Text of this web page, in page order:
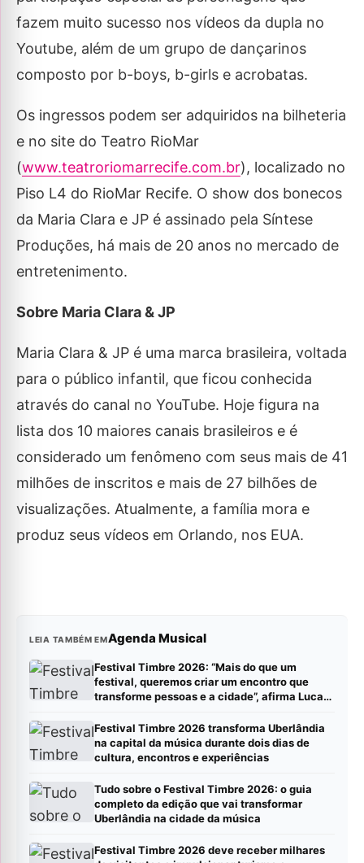
fazem muito sucesso nos vídeos da dupla no
Youtube, além de um grupo de dançarinos
composto por b-boys, b-girls e acrobatas.
Os ingressos podem ser adquiridos na bilheteria
e no site do Teatro RioMar
(www.teatroriomarrecife.com.br), localizado no
Piso L4 do RioMar Recife. O show dos bonecos
da Maria Clara e JP é assinado pela Síntese
Produções, há mais de 20 anos no mercado de
entretenimento.
Sobre Maria Clara & JP
Maria Clara & JP é uma marca brasileira, voltada
para o público infantil, que ficou conhecida
através do canal no YouTube. Hoje figura na
lista dos 10 maiores canais brasileiros e é
considerado um fenômeno com seus mais de 41
milhões de inscritos e mais de 27 bilhões de
visualizações. Atualmente, a família mora e
produz seus vídeos em Orlando, nos EUA.
LEIA TAMBÉM EMAgenda Musical
Festival Timbre 2026: “Mais do que um
festival, queremos criar um encontro que
transforme pessoas e a cidade”, afirma Lucas
Festival Timbre 2026 transforma Uberlândia
na capital da música durante dois dias de
cultura, encontros e experiências
Tudo sobre o Festival Timbre 2026: o guia
completo da edição que vai transformar
Uberlândia na cidade da música
Festival Timbre 2026 deve receber milhares